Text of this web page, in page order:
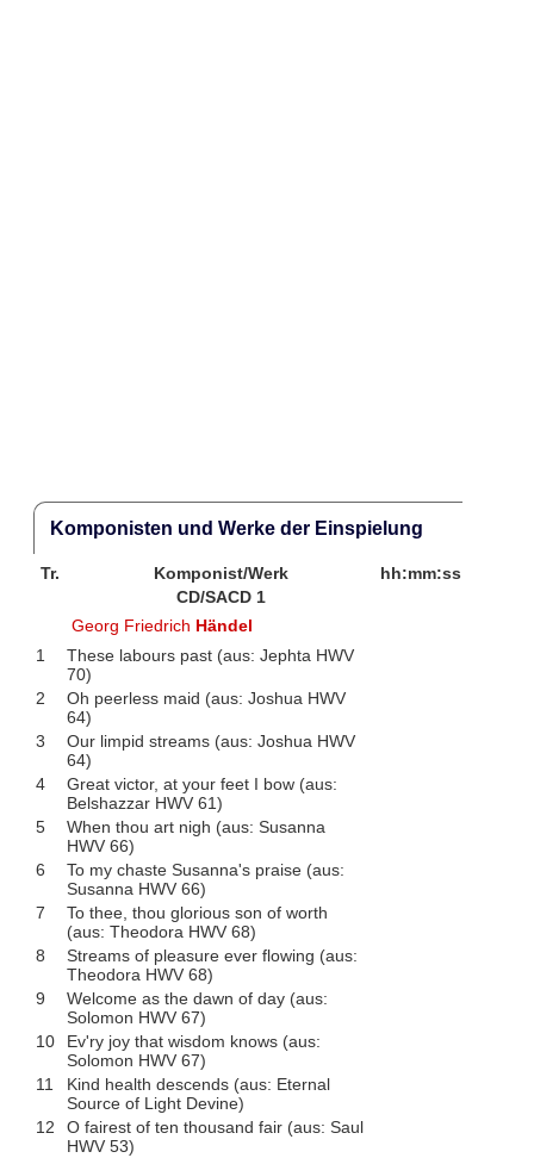
Komponisten und Werke der Einspielung
Tr. Komponist/Werk
hh:mm:ss
CD/SACD 1
Georg Friedrich Händel
1
These labours past (aus: Jephta HWV
70)
2
Oh peerless maid (aus: Joshua HWV
64)
3
Our limpid streams (aus: Joshua HWV
64)
4
Great victor, at your feet I bow (aus:
Belshazzar HWV 61)
5
When thou art nigh (aus: Susanna
HWV 66)
6
To my chaste Susanna's praise (aus:
Susanna HWV 66)
7
To thee, thou glorious son of worth
(aus: Theodora HWV 68)
8
Streams of pleasure ever flowing (aus:
Theodora HWV 68)
9
Welcome as the dawn of day (aus:
Solomon HWV 67)
10
Ev'ry joy that wisdom knows (aus:
Solomon HWV 67)
11
Kind health descends (aus: Eternal
Source of Light Devine)
12
O fairest of ten thousand fair (aus: Saul
HWV 53)